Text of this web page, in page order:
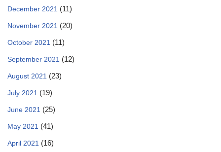
December 2021 (11)
November 2021 (20)
October 2021 (11)
September 2021 (12)
August 2021 (23)
July 2021 (19)
June 2021 (25)
May 2021 (41)
April 2021 (16)